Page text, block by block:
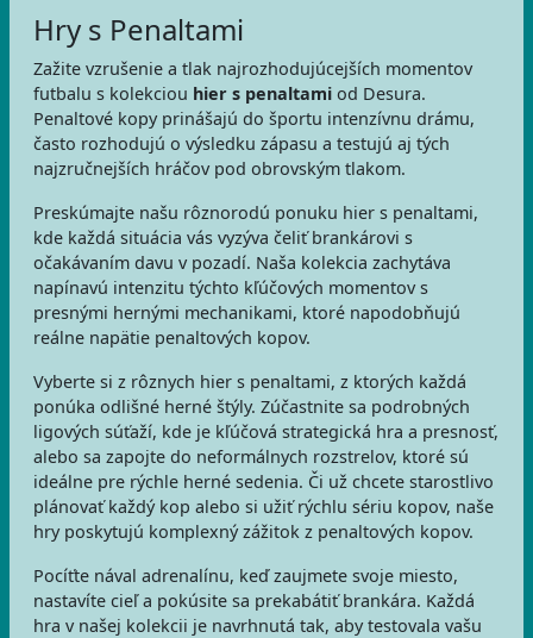
Hry s Penaltami
Zažite vzrušenie a tlak najrozhodujúcejších momentov
futbalu s kolekciou hier s penaltami od Desura.
Penaltové kopy prinášajú do športu intenzívnu drámu,
často rozhodujú o výsledku zápasu a testujú aj tých
najzručnejších hráčov pod obrovským tlakom.
Preskúmajte našu rôznorodú ponuku hier s penaltami,
kde každá situácia vás vyzýva čeliť brankárovi s
očakávaním davu v pozadí. Naša kolekcia zachytáva
napínavú intenzitu týchto kľúčových momentov s
presnými hernými mechanikami, ktoré napodobňujú
reálne napätie penaltových kopov.
Vyberte si z rôznych hier s penaltami, z ktorých každá
ponúka odlišné herné štýly. Zúčastnite sa podrobných
ligových súťaží, kde je kľúčová strategická hra a presnosť,
alebo sa zapojte do neformálnych rozstrelov, ktoré sú
ideálne pre rýchle herné sedenia. Či už chcete starostlivo
plánovať každý kop alebo si užiť rýchlu sériu kopov, naše
hry poskytujú komplexný zážitok z penaltových kopov.
Pocíťte nával adrenalínu, keď zaujmete svoje miesto,
nastavíte cieľ a pokúsite sa prekabátiť brankára. Každá
hra v našej kolekcii je navrhnutá tak, aby testovala vašu